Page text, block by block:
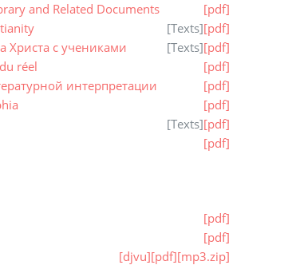
and Related Documents
[pdf]
[Texts][pdf]
Христа с учениками
[Texts][pdf]
réel
[pdf]
интерпретации
[pdf]
[pdf]
[Texts][pdf]
[pdf]
[pdf]
[pdf]
[djvu][pdf][mp3.zip]